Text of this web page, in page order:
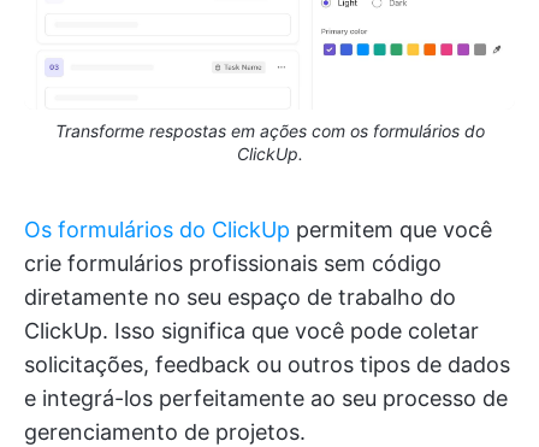
Transforme respostas em ações com os formulários do
ClickUp.
Os formulários do ClickUp permitem que você
crie formulários profissionais sem código
diretamente no seu espaço de trabalho do
ClickUp. Isso significa que você pode coletar
solicitações, feedback ou outros tipos de dados
e integrá-los perfeitamente ao seu processo de
gerenciamento de projetos.